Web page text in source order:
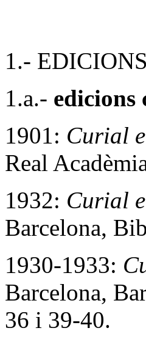
1.- EDICIONS
1.a.- edicions
1901: Curial
Real
1932: Curial
Barcelona,
1930-1933:
Barcelona,
36 i 39-40.